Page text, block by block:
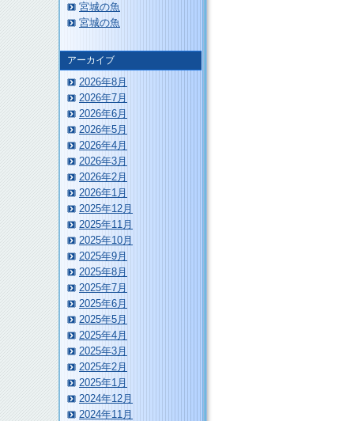
宮城の魚
宮城の魚
アーカイブ
2026年8月
2026年7月
2026年6月
2026年5月
2026年4月
2026年3月
2026年2月
2026年1月
2025年12月
2025年11月
2025年10月
2025年9月
2025年8月
2025年7月
2025年6月
2025年5月
2025年4月
2025年3月
2025年2月
2025年1月
2024年12月
2024年11月